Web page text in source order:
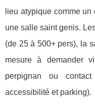
lieu atypique comme
une salle saint genis.
(de 25 à 500+ pers), la
mesure à demander
perpignan ou
accessibilité et parking).